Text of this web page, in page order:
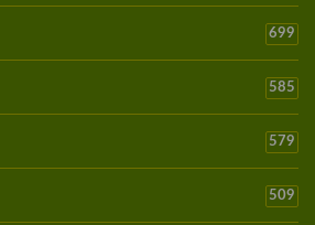
699
585
579
509